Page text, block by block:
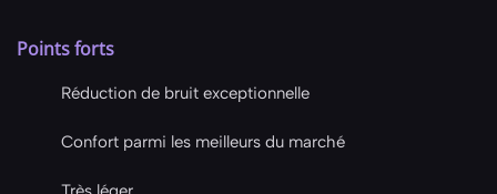
Points forts
Réduction de bruit exceptionnelle
Confort parmi les meilleurs du marché